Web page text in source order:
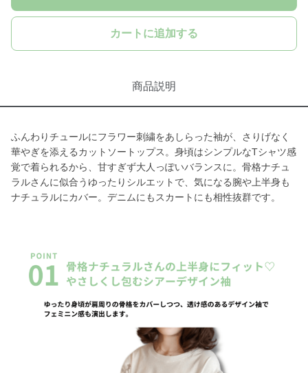
カートに追加する
商品説明
ふんわりチュールにフラワー刺繍をあしらった袖が、さりげなく
華やぎを添えるカットソートップス。身頃はシンプルなTシャツ感
覚で着られるから、甘すぎず大人っぽいバランスに。骨格ナチュ
ラルさんに似合うゆったりシルエットで、気になる腕や上半身も
ナチュラルにカバー。デニムにもスカートにも相性抜群です。